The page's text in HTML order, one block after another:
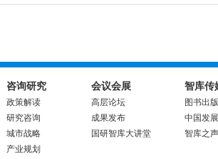
咨询研究
政策解读
研究咨询
城市战略
产业规划
会议会展
高层论坛
成果发布
国研智库大讲堂
智库传
图书出版
中国发
智库之声